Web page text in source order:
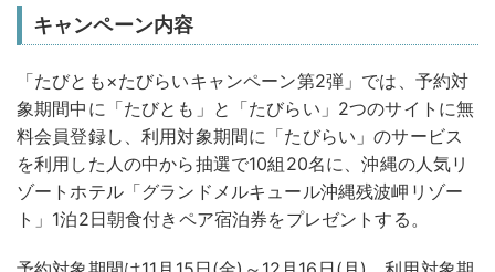
キャンペーン内容
「たびとも×たびらいキャンペーン第2弾」では、予約対
象期間中に「たびとも」と「たびらい」2つのサイトに無
料会員登録し、利用対象期間に「たびらい」のサービス
を利用した人の中から抽選で10組20名に、沖縄の人気リ
ゾートホテル「グランドメルキュール沖縄残波岬リゾー
ト」1泊2日朝食付きペア宿泊券をプレゼントする。